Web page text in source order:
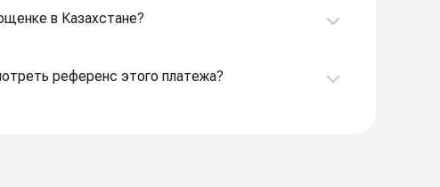
в Казахстане?
референс этого платежа?